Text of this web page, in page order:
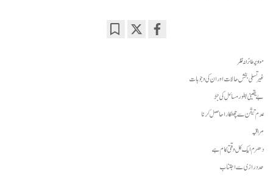
مواد پر طائرانہ نظر
غیر تسلی بخش حالات اور ان کی وجوہات
بے یقینی بطور مسائل کی جڑ
عدم تیقّن سے چھٹکارا حاصل کرنا
مراقبہ
دھرم ایک کل وقتی کام ہے
حد درازی سے اجتناب